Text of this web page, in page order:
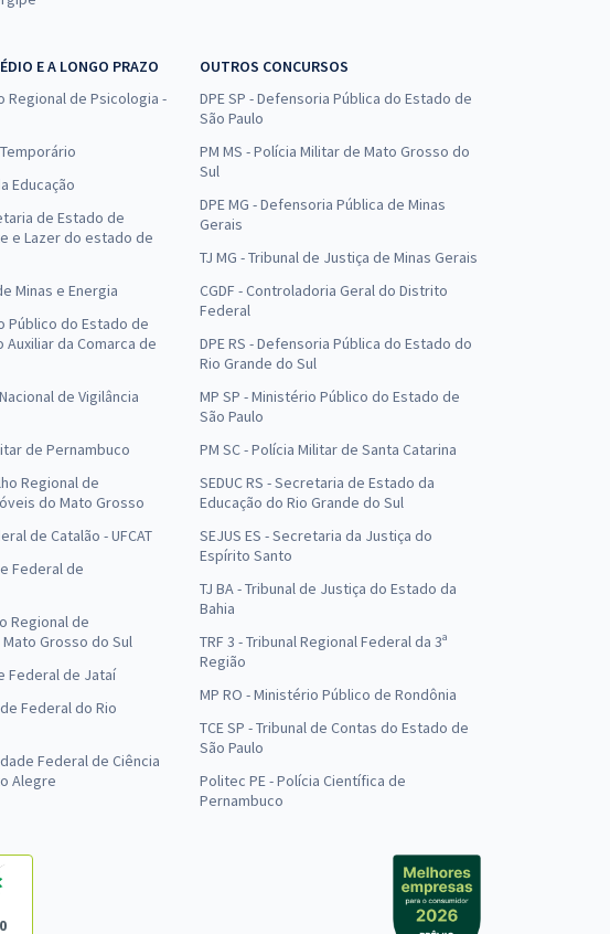
E A LONGO PRAZO
Regional de Psicologia -
Educação
de Estado de
e Lazer do estado de
Minas e Energia
Público do Estado de
da Comarca de
de Vigilância
de Pernambuco
Regional de
do Mato Grosso
de Catalão - UFCAT
Federal de
Regional de
Grosso do Sul
Federal de Jataí
Federal do Rio
Federal de Ciência
Alegre
OUTROS CONCURSOS
DPE SP - Defensoria Pública do Estado de
São Paulo
PM MS - Polícia Militar de Mato Grosso do
Sul
DPE MG - Defensoria Pública de Minas
Gerais
TJ MG - Tribunal de Justiça de Minas Gerais
CGDF - Controladoria Geral do Distrito
Federal
DPE RS - Defensoria Pública do Estado do
Rio Grande do Sul
MP SP - Ministério Público do Estado de
São Paulo
PM SC - Polícia Militar de Santa Catarina
SEDUC RS - Secretaria de Estado da
Educação do Rio Grande do Sul
SEJUS ES - Secretaria da Justiça do
Espírito Santo
TJ BA - Tribunal de Justiça do Estado da
Bahia
TRF 3 - Tribunal Regional Federal da 3ª
Região
MP RO - Ministério Público de Rondônia
TCE SP - Tribunal de Contas do Estado de
São Paulo
Politec PE - Polícia Científica de
Pernambuco